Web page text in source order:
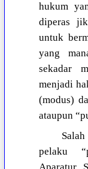
hukum
diperas
untuk
yang
sekadar
menjadi
(modus)
ataupun
pelaku